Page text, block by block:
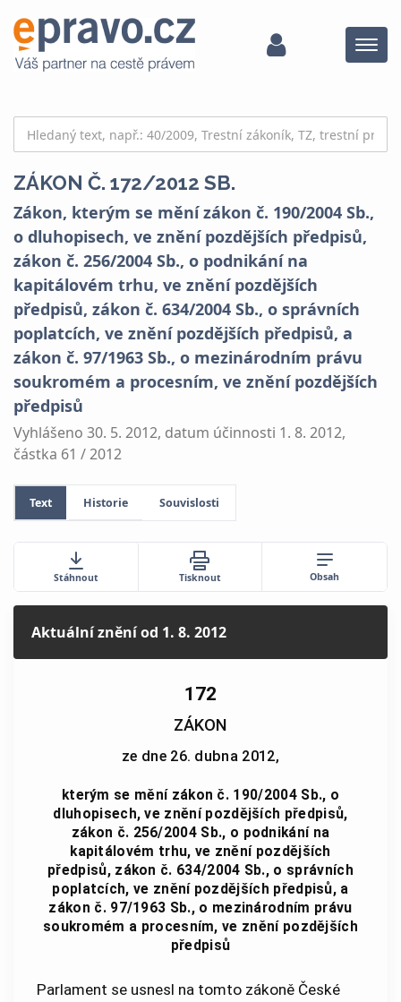
Menu
ZÁKON Č. 172/2012 SB.
Zákon, kterým se mění zákon č. 190/2004 Sb.,
o dluhopisech, ve znění pozdějších předpisů,
zákon č. 256/2004 Sb., o podnikání na
kapitálovém trhu, ve znění pozdějších
předpisů, zákon č. 634/2004 Sb., o správních
poplatcích, ve znění pozdějších předpisů, a
zákon č. 97/1963 Sb., o mezinárodním právu
soukromém a procesním, ve znění pozdějších
předpisů
Vyhlášeno 30. 5. 2012, datum účinnosti 1. 8. 2012,
částka 61 / 2012
Text Historie Souvislosti
Stáhnout Tisknout Obsah
Aktuální zněníod 1. 8. 2012
172
ZÁKON
ze dne 26. dubna 2012,
kterým se mění zákon č. 190/2004 Sb., o
dluhopisech, ve znění pozdějších předpisů,
zákon č. 256/2004 Sb., o podnikání na
kapitálovém trhu, ve znění pozdějších
předpisů, zákon č. 634/2004 Sb., o správních
poplatcích, ve znění pozdějších předpisů, a
zákon č. 97/1963 Sb., o mezinárodním právu
soukromém a procesním, ve znění pozdějších
předpisů
Parlament se usnesl na tomto zákoně České